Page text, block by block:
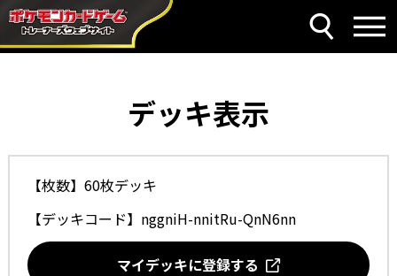
デッキ表示
【枚数】60枚デッキ
【デッキコード】 nggniH-nnitRu-QnN6nn
マイデッキに登録する